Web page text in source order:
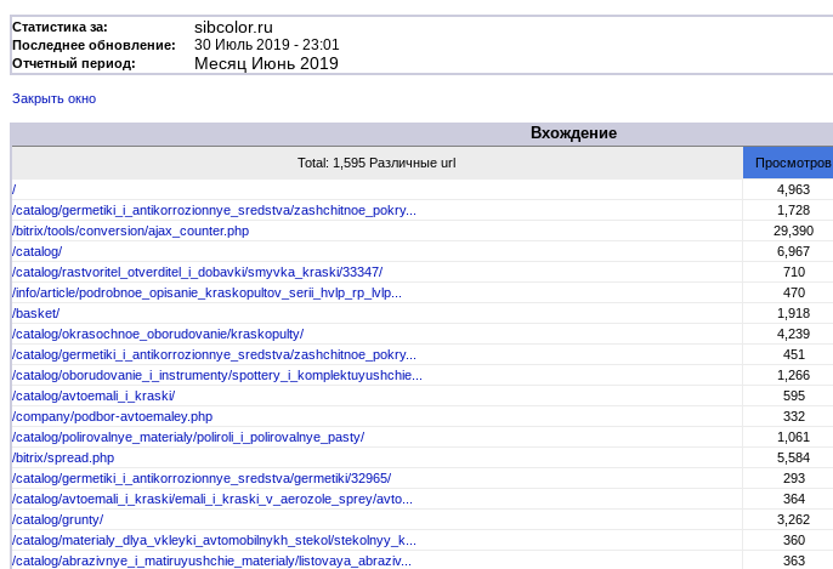
Статистика за: sibcolor.ru
Последнее обновление: 30 Июль 2019 - 23:01
Отчетный период: Месяц Июнь 2019
Закрыть окно
Вхождение
Total: 1,595 Различные url Просмотров
/
4,963
/catalog/germetiki_i_antikorrozionnye_sredstva/zashchitnoe_pokry...
1,728
/bitrix/tools/conversion/ajax_counter.php
29,390
/catalog/
6,967
/catalog/rastvoritel_otverditel_i_dobavki/smyvka_kraski/33347/
710
/info/article/podrobnoe_opisanie_kraskopultov_serii_hvlp_rp_lvlp...
470
/basket/
1,918
/catalog/okrasochnoe_oborudovanie/kraskopulty/
4,239
/catalog/germetiki_i_antikorrozionnye_sredstva/zashchitnoe_pokry...
451
/catalog/oborudovanie_i_instrumenty/spottery_i_komplektuyushchie...
1,266
/catalog/avtoemali_i_kraski/
595
/company/podbor-avtoemaley.php
332
/catalog/polirovalnye_materialy/poliroli_i_polirovalnye_pasty/
1,061
/bitrix/spread.php
5,584
/catalog/germetiki_i_antikorrozionnye_sredstva/germetiki/32965/
293
/catalog/avtoemali_i_kraski/emali_i_kraski_v_aerozole_sprey/avto...
364
/catalog/grunty/
3,262
/catalog/materialy_dlya_vkleyki_avtomobilnykh_stekol/stekolnyy_k...
360
/catalog/abrazivnye_i_matiruyushchie_materialy/listovaya_abraziv...
363